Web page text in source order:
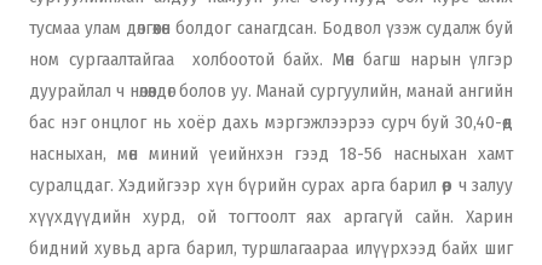
тусмаа улам дөлгөөхөн болдог санагдсан. Бодвол үзэж судалж буй
ном сургаалтайгаа холбоотой байх. Мөн багш нарын үлгэр
дуурайлал ч нөлөөлдөг болов уу. Манай сургуулийн, манай ангийн
бас нэг онцлог нь хоёр дахь мэргэжлээрээ сурч буй 30,40-өөд
насныхан, мөн миний үеийнхэн гээд 18-56 насныхан хамт
суралцдаг. Хэдийгээр хүн бүрийн сурах арга барил өөр ч залуу
хүүхдүүдийн хурд, ой тогтоолт яах аргагүй сайн. Харин
бидний хувьд арга барил, туршлагаараа илүүрхээд байх шиг